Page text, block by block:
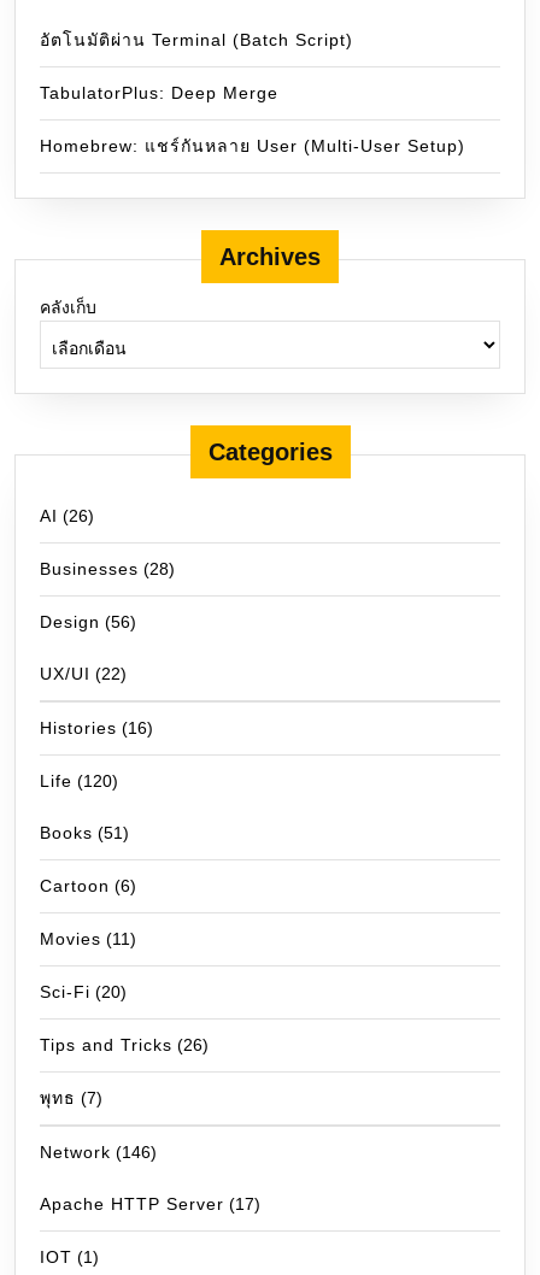
อัตโนมัติผ่าน Terminal (Batch Script)
TabulatorPlus: Deep Merge
Homebrew: แชร์กันหลาย User (Multi-User Setup)
Archives
คลังเก็บ
Categories
AI (26)
Businesses (28)
Design (56)
UX/UI (22)
Histories (16)
Life (120)
Books (51)
Cartoon (6)
Movies (11)
Sci-Fi (20)
Tips and Tricks (26)
พุทธ (7)
Network (146)
Apache HTTP Server (17)
IOT (1)